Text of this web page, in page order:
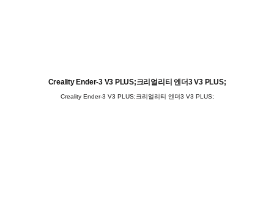
Creality Ender-3 V3 PLUS;크리얼리티 엔더3 V3 PLUS;
Creality Ender-3 V3 PLUS;크리얼리티 엔더3 V3 PLUS;